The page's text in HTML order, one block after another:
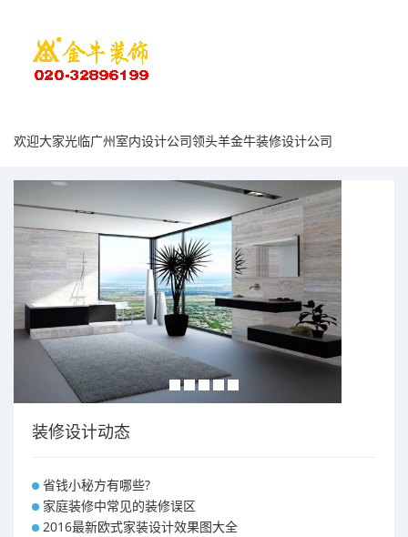
欢迎大家光临广州室内设计公司领头羊金牛装修设计公司
装修设计动态
省钱小秘方有哪些?
家庭装修中常见的装修误区
2016最新欧式家装设计效果图大全